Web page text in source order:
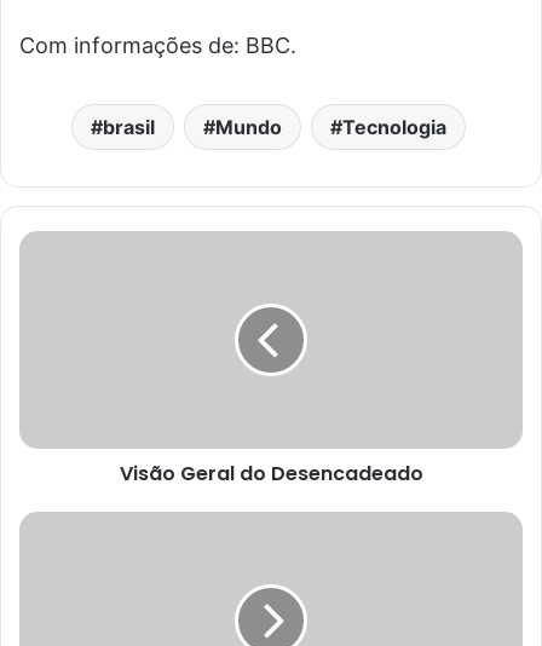
Com informações de: BBC.
brasil Mundo Tecnologia
Visão Geral do Desencadeado